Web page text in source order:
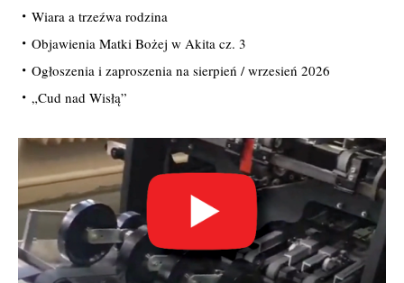
Wiara a trzeźwa rodzina
Objawienia Matki Bożej w Akita cz. 3
Ogłoszenia i zaproszenia na sierpień / wrzesień 2026
„Cud nad Wisłą”